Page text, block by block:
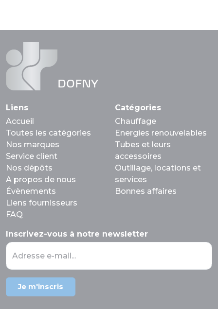
DOFNY
Liens
Accueil
Toutes les catégories
Nos marques
Service client
Nos dépôts
A propos de nous
Évènements
Liens fournisseurs
FAQ
Catégories
Chauffage
Energies renouvelables
Tubes et leurs
accessoires
Outillage, locations et
services
Bonnes affaires
Inscrivez-vous à notre newsletter
Adresse e-mail...
Je m'inscris